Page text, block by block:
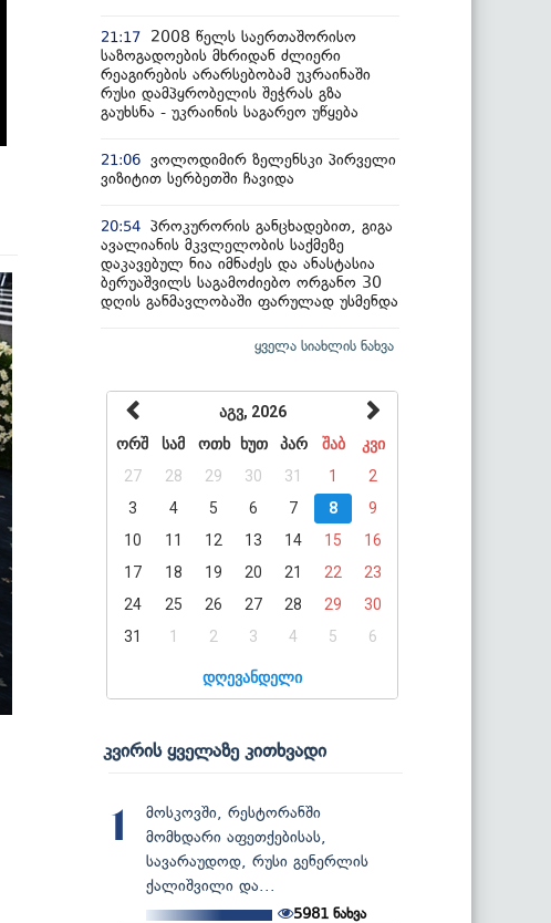
21:17
2008 წელს საერთაშორისო
საზოგადოების მხრიდან ძლიერი
რეაგირების არარსებობამ უკრაინაში
რუსი დამპყრობელის შეჭრას გზა
გაუხსნა - უკრაინის საგარეო უწყება
21:06 ვოლოდიმირ ზელენსკი პირველი
ვიზიტით სერბეთში ჩავიდა
20:54 პროკურორის განცხადებით, გიგა
ავალიანის მკვლელობის საქმეზე
დაკავებულ ნია იმნაძეს და ანასტასია
ბერუაშვილს საგამოძიებო ორგანო 30
დღის განმავლობაში ფარულად უსმენდა
ყველა სიახლის ნახვა
აგვ, 2026
ორშ
სამ ოთხ ხუთ პარ შაბ
კვი
27
28 29 30 31 1
2
3
4 5 6 7 8
9
10
11 12 13 14 15
16
17
18 19 20 21 22
23
24
25 26 27 28 29
30
31
1 2 3 4 5 6
დღევანდელი
კვირის ყველაზე კითხვადი
1
მოსკოვში, რესტორანში
მომხდარი აფეთქებისას,
სავარაუდოდ, რუსი გენერლის
ქალიშვილი და...
5981 ნახვა